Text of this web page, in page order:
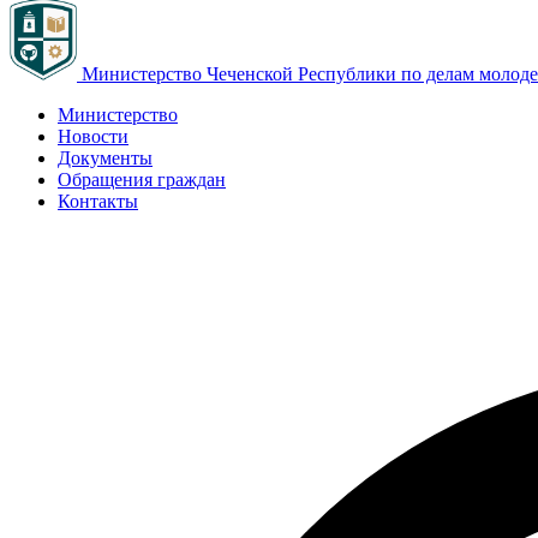
Министерство Чеченской Республики по делам
Министерство
Новости
Документы
Обращения граждан
Контакты